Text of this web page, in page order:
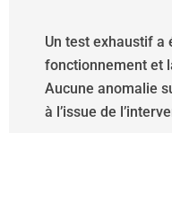
Un test exhaustif a
fonctionnement et
Aucune anomalie
à l’issue de